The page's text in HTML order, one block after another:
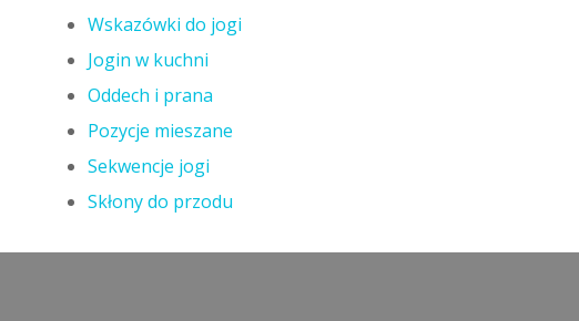
Wskazówki do jogi
Jogin w kuchni
Oddech i prana
Pozycje mieszane
Sekwencje jogi
Skłony do przodu